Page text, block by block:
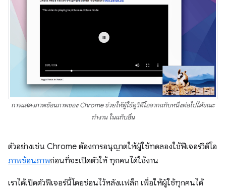
การแสดงภาพซ้อนภาพของ Chrome ช่วยให้ผู้ใช้ดูวิดีโอจากแท็บหนึ่งต่อไปได้ขณะ
ทำงาน ในแท็บอื่น
ตัวอย่างเช่น Chrome ต้องการอนุญาตให้ผู้ใช้ทดลองใช้ฟีเจอร์วิดีโอ
ภาพซ้อนภาพก่อนที่จะเปิดตัวให้ ทุกคนได้ใช้งาน
เราได้เปิดตัวฟีเจอร์นี้โดยซ่อนไว้หลังแฟล็ก เพื่อให้ผู้ใช้ทุกคนได้